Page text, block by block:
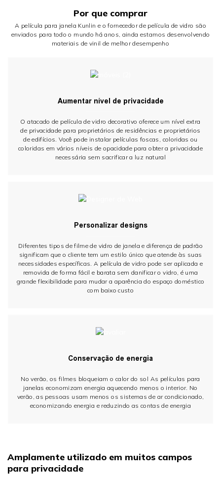
Por que comprar
A película para janela Kunlin e o fornecedor de película de vidro são
enviados para todo o mundo há anos, ainda estamos desenvolvendo
materiais de vinil de melhor desempenho
Aumentar nível de privacidade
O atacado de película de vidro decorativo oferece um nível extra
de privacidade para proprietários de residências e proprietários
de edifícios. Você pode instalar películas foscas, coloridas ou
coloridas em vários níveis de opacidade para obter a privacidade
necessária sem sacrificar a luz natural
Personalizar designs
Diferentes tipos de filme de vidro de janela e diferença de padrão
significam que o cliente tem um estilo único que atende às suas
necessidades específicas. A película de vidro pode ser aplicada e
removida de forma fácil e barata sem danificar o vidro, é uma
grande flexibilidade para mudar a aparência do espaço doméstico
com baixo custo
Conservação de energia
No verão, os filmes bloqueiam o calor do sol As películas para
janelas economizam energia aquecendo menos o interior. No
verão, as pessoas usam menos os sistemas de ar condicionado,
economizando energia e reduzindo as contas de energia
Amplamente utilizado em muitos campos
para privacidade